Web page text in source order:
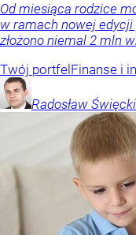
Od miesiąca rodzice
w ramach nowej edycji
złożono niemal 2 mln
Twój portfel Finanse i
Radosław Święcki